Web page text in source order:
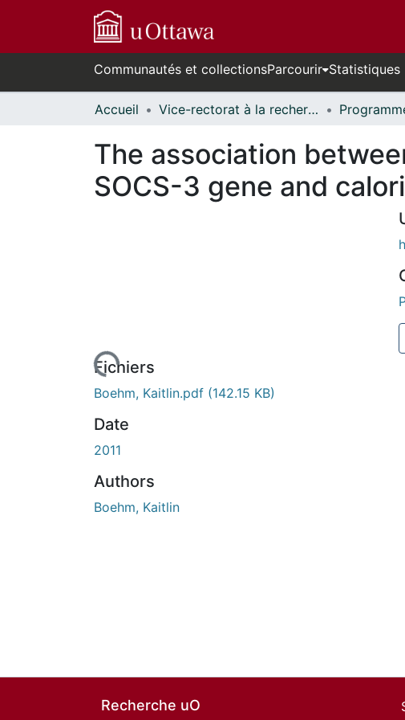
Communautés et collectionsParcourir Statistiques
Accueil Vice-rectorat à la recherche // Office of the V-P, Research
The association
SOCS-3 gene and
de chargement...Fichiers
Boehm, Kaitlin.pdf (142.15 KB)
Date
2011
Authors
Boehm, Kaitlin
Recherche uO